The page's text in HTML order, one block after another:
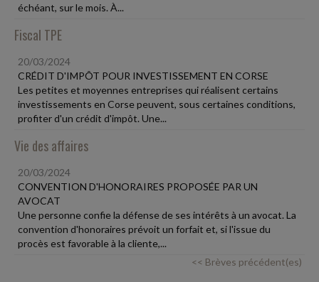
échéant, sur le mois. À...
Fiscal TPE
20/03/2024
CRÉDIT D'IMPÔT POUR INVESTISSEMENT EN CORSE
Les petites et moyennes entreprises qui réalisent certains
investissements en Corse peuvent, sous certaines conditions,
profiter d'un crédit d'impôt. Une...
Vie des affaires
20/03/2024
CONVENTION D'HONORAIRES PROPOSÉE PAR UN
AVOCAT
Une personne confie la défense de ses intérêts à un avocat. La
convention d'honoraires prévoit un forfait et, si l'issue du
procès est favorable à la cliente,...
<< Brèves précédent(es)